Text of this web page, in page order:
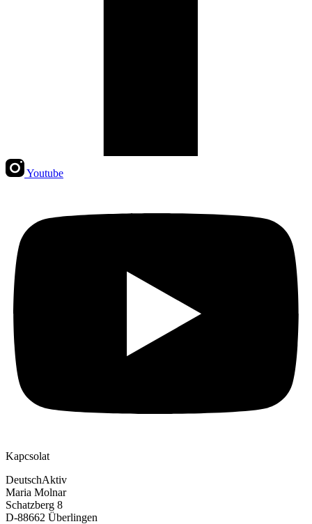
Youtube
Kapcsolat
DeutschAktiv
Maria Molnar
Schatzberg 8
D-88662 Überlingen